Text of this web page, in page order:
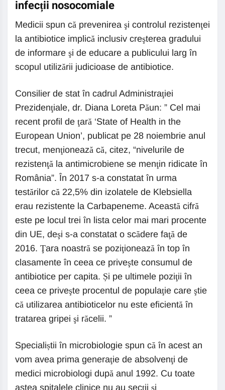
infecții nosocomiale
Medicii spun că prevenirea şi controlul rezistenţei
la antibiotice implică inclusiv creşterea gradului
de informare şi de educare a publicului larg în
scopul utilizării judicioase de antibiotice.
Consilier de stat în cadrul Administraţiei
Prezidenţiale, dr. Diana Loreta Păun: ” Cel mai
recent profil de ţară ‘State of Health in the
European Union’, publicat pe 28 noiembrie anul
trecut, menţionează că, citez, “nivelurile de
rezistenţă la antimicrobiene se menţin ridicate în
România”. În 2017 s-a constatat în urma
testărilor că 22,5% din izolatele de Klebsiella
erau rezistente la Carbapeneme. Această cifră
este pe locul trei în lista celor mai mari procente
din UE, deşi s-a constatat o scădere faţă de
2016. Ţara noastră se poziţionează în top în
clasamente în ceea ce priveşte consumul de
antibiotice per capita. Și pe ultimele poziţii în
ceea ce priveşte procentul de populaţie care ştie
că utilizarea antibioticelor nu este eficientă în
tratarea gripei şi răcelii. ”
Specialiștii în microbiologie spun că în acest an
vom avea prima generaţie de absolvenţi de
medici microbiologi după anul 1992. Cu toate
astea spitalele clinice nu au secţii şi